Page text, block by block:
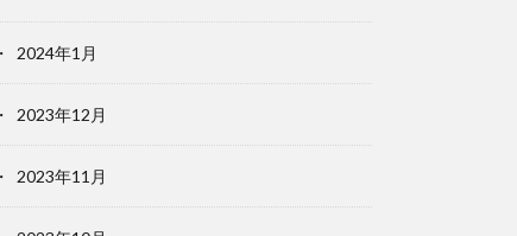
2024年1月
2023年12月
2023年11月